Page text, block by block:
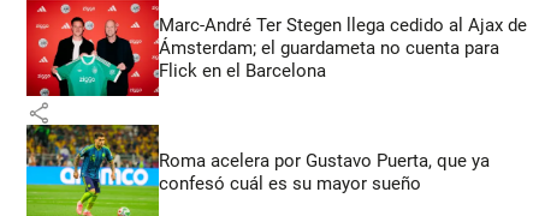
Marc-André Ter Stegen llega cedido al Ajax de
Ámsterdam; el guardameta no cuenta para
Flick en el Barcelona
share
Roma acelera por Gustavo Puerta, que ya
confesó cuál es su mayor sueño